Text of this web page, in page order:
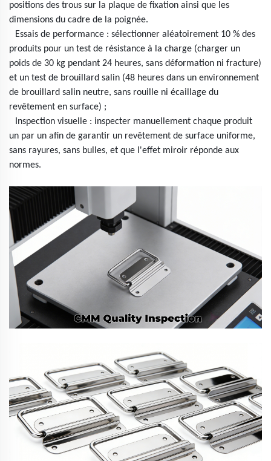
positions des trous sur la plaque de fixation ainsi que les
dimensions du cadre de la poignée.
Essais de performance : sélectionner aléatoirement 10 % des
produits pour un test de résistance à la charge (charger un
poids de 30 kg pendant 24 heures, sans déformation ni fracture)
et un test de brouillard salin (48 heures dans un environnement
de brouillard salin neutre, sans rouille ni écaillage du
revêtement en surface) ;
Inspection visuelle : inspecter manuellement chaque produit
un par un afin de garantir un revêtement de surface uniforme,
sans rayures, sans bulles, et que l'effet miroir réponde aux
normes.